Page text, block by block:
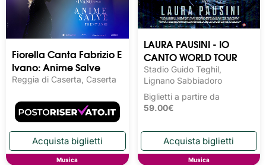
Fiorella Canta Fabrizio E
Ivano: Anime Salve
Reggia di Caserta, Caserta
Musica
LAURA PAUSINI - IO
CANTO WORLD TOUR
Stadio Guido Teghil,
Lignano Sabbiadoro
Biglietti a partire da
59.00€
Musica